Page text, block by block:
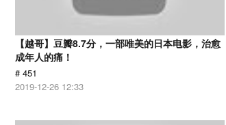
【越哥】豆瓣8.7分，一部唯美的日本电影，治愈
成年人的痛！
# 451
2019-12-26 12:33